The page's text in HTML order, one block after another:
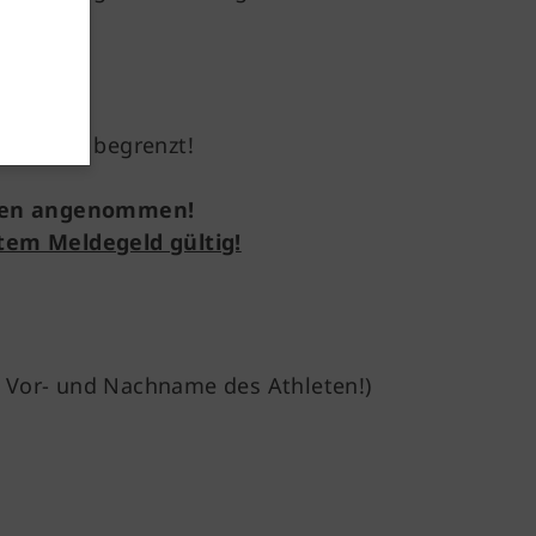
pro Tag begrenzt!
angenommen!
Meldegeld gültig!
und Nachname des Athleten!)